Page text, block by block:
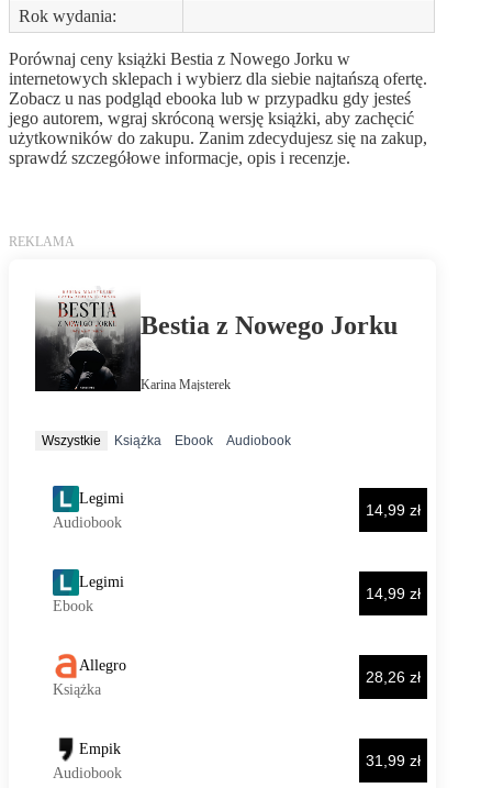
Rok wydania:
Porównaj ceny książki Bestia z Nowego Jorku w
internetowych sklepach i wybierz dla siebie najtańszą ofertę.
Zobacz u nas podgląd ebooka lub w przypadku gdy jesteś
jego autorem, wgraj skróconą wersję książki, aby zachęcić
użytkowników do zakupu. Zanim zdecydujesz się na zakup,
sprawdź szczegółowe informacje, opis i recenzje.